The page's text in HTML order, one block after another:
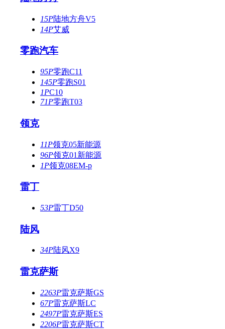
15P陆地方舟V5
14P艾威
零跑汽车
95P零跑C11
145P零跑S01
1PC10
71P零跑T03
领克
11P领克05新能源
96P领克01新能源
1P领克08EM-p
雷丁
53P雷丁D50
陆风
34P陆风X9
雷克萨斯
2263P雷克萨斯GS
67P雷克萨斯LC
2497P雷克萨斯ES
2206P雷克萨斯CT